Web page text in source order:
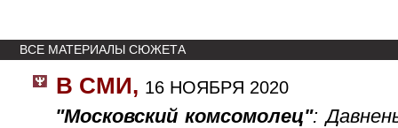
ВСЕ МАТЕРИАЛЫ СЮЖЕТА
В СМИ, 16 НОЯБРЯ 2020
"Московский комсомолец":